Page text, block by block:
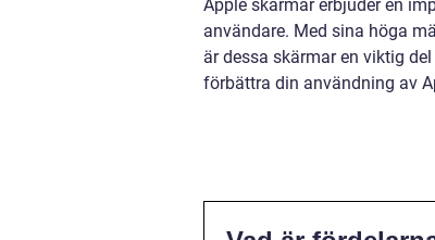
Apple skärmar erbjuder en
användare. Med sina höga
är dessa skärmar en viktig
förbättra din användning av